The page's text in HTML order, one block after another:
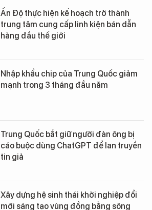
Ấn Độ thực hiện kế hoạch trở thành
trung tâm cung cấp linh kiện bán dẫn
hàng đầu thế giới
Nhập khẩu chip của Trung Quốc giảm
mạnh trong 3 tháng đầu năm
Trung Quốc bắt giữ người đàn ông bị
cáo buộc dùng ChatGPT để lan truyền
tin giả
Xây dựng hệ sinh thái khởi nghiệp đổi
mới sáng tạo vùng đồng bằng sông